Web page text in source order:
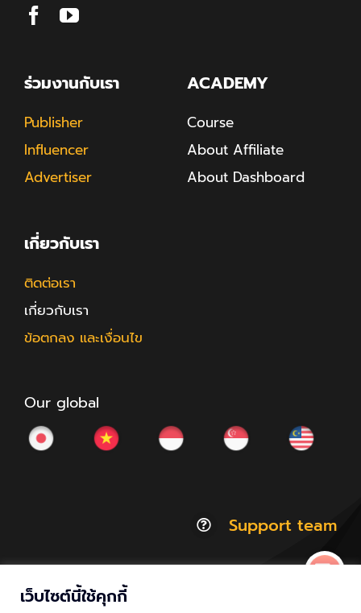
ร่วมงานกับเรา
Publisher
Influencer
Advertiser
ACADEMY
Course
About Affiliate
About Dashboard
เกี่ยวกับเรา
ติดต่อเรา
เกี่ยวกับเรา
ข้อตกลง และเงื่อนไข
Our global
Support team
เว็บไซต์นี้ใช้คุกกี้